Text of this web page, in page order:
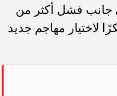
جانب فشل أكثر من
لاختيار مهاجم جديد